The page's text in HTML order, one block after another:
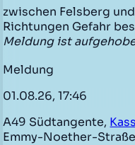
zwischen Felsberg
Richtungen Gefahr
Meldung ist
Meldung
01.08.26, 17:46
A49 Südtangente,
Emmy-Noether-